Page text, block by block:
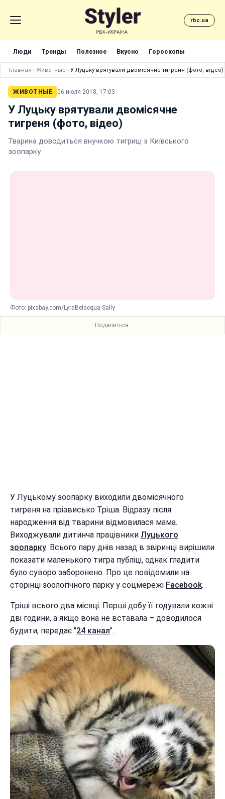
rbc.ua
Люди Тренды Полезное Вкусно Гороскопы
Главная › Животные › У Луцьку врятували двомісячне тигреня (фото, відео)
ЖИВОТНЫЕ 06 июля 2018, 17:03
У Луцьку врятували двомісячне
тигреня (фото, відео)
Тварина доводиться внучкою тигриці з Київського
зоопарку
Фото: pixabay.com/LyraBelacqua-Sally
Поделиться:
У Луцькому зоопарку виходили двомісячного
тигреня на прізвисько Тріша. Відразу після
народження від тварини відмовилася мама.
Виходжували дитинча працівники Луцького
зоопарку. Всього пару днів назад в звіринці вирішили
показати маленького тигра публіці, однак гладити
було суворо заборонено. Про це повідомили на
сторінці зоологічного парку у соцмережі Facebook.
Тріші всього два місяці. Перші добу її годували кожні
дві години, а якщо вона не вставала – доводилося
будити, передає "24 канал".